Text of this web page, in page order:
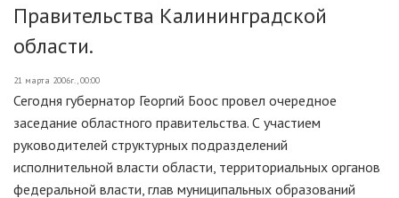
Правительства Калининградской
области.
21 марта 2006г., 00:00
Сегодня губернатор Георгий Боос провел очередное
заседание областного правительства. С участием
руководителей структурных подразделений
исполнительной власти области, территориальных органов
федеральной власти, глав муниципальных образований